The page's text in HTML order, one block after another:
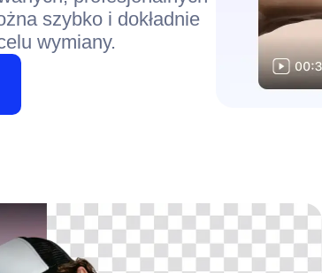
szybko i dokładnie
wymiany.